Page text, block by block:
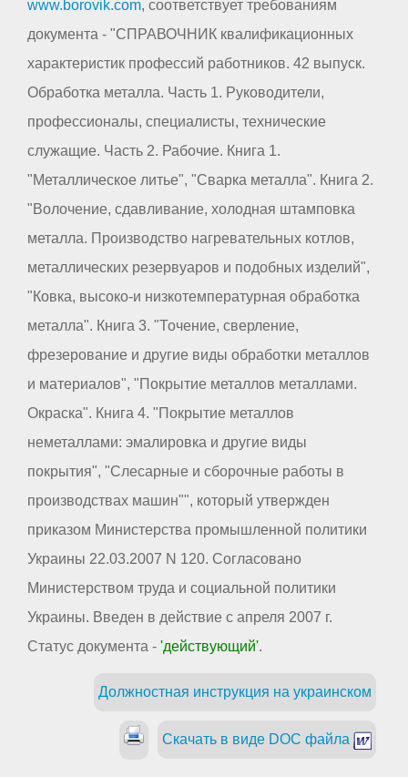
www.borovik.com, соответствует требованиям
документа - "СПРАВОЧНИК квалификационных
характеристик профессий работников. 42 выпуск.
Обработка металла. Часть 1. Руководители,
профессионалы, специалисты, технические
служащие. Часть 2. Рабочие. Книга 1.
"Металлическое литье", "Сварка металла". Книга 2.
"Волочение, сдавливание, холодная штамповка
металла. Производство нагревательных котлов,
металлических резервуаров и подобных изделий",
"Ковка, высоко-и низкотемпературная обработка
металла". Книга 3. "Точение, сверление,
фрезерование и другие виды обработки металлов
и материалов", "Покрытие металлов металлами.
Окраска". Книга 4. "Покрытие металлов
неметаллами: эмалировка и другие виды
покрытия", "Слесарные и сборочные работы в
производствах машин"", который утвержден
приказом Министерства промышленной политики
Украины 22.03.2007 N 120. Согласовано
Министерством труда и социальной политики
Украины. Введен в действие с апреля 2007 г.
Статус документа - 'действующий'.
Должностная инструкция на украинском
Скачать в виде DOC файла